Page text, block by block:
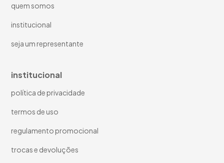
quem somos
institucional
seja um representante
institucional
política de privacidade
termos de uso
regulamento promocional
trocas e devoluções